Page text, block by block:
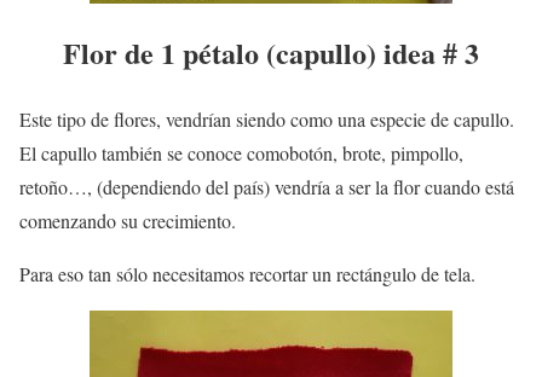
Flor de 1 pétalo (capullo) idea # 3
Este tipo de flores, vendrían siendo como una especie de capullo.
El capullo también se conoce comobotón, brote, pimpollo,
retoño…, (dependiendo del país) vendría a ser la flor cuando está
comenzando su crecimiento.
Para eso tan sólo necesitamos recortar un rectángulo de tela.